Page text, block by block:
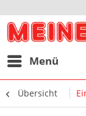
Menü
Übersicht